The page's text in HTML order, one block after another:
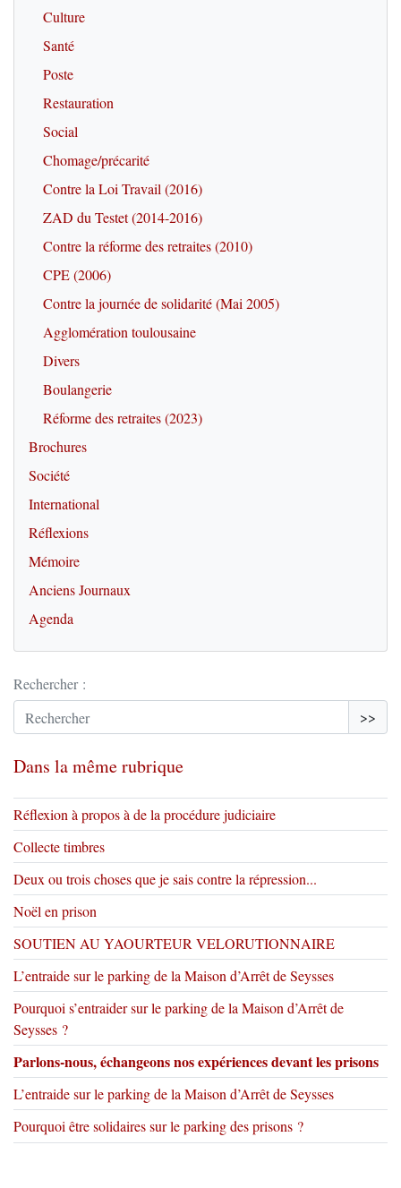
Culture
Santé
Poste
Restauration
Social
Chomage/précarité
Contre la Loi Travail (2016)
ZAD du Testet (2014-2016)
Contre la réforme des retraites (2010)
CPE (2006)
Contre la journée de solidarité (Mai 2005)
Agglomération toulousaine
Divers
Boulangerie
Réforme des retraites (2023)
Brochures
Société
International
Réflexions
Mémoire
Anciens Journaux
Agenda
Rechercher :
>>
Dans la même rubrique
Réflexion à propos à de la procédure judiciaire
Collecte timbres
Deux ou trois choses que je sais contre la répression...
Noël en prison
SOUTIEN AU YAOURTEUR VELORUTIONNAIRE
L’entraide sur le parking de la Maison d’Arrêt de Seysses
Pourquoi s’entraider sur le parking de la Maison d’Arrêt de
Seysses ?
Parlons-nous, échangeons nos expériences devant les prisons
L’entraide sur le parking de la Maison d’Arrêt de Seysses
Pourquoi être solidaires sur le parking des prisons ?